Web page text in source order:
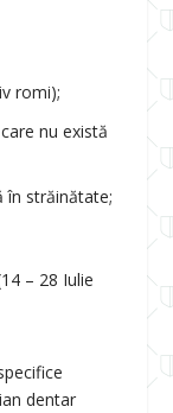
romi);
nu există
în străinătate;
– 28 Iulie
dentar